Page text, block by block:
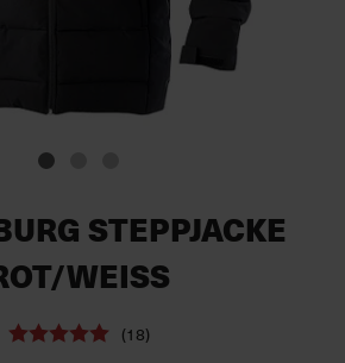
STEPPJACKE
WEISS
(18)